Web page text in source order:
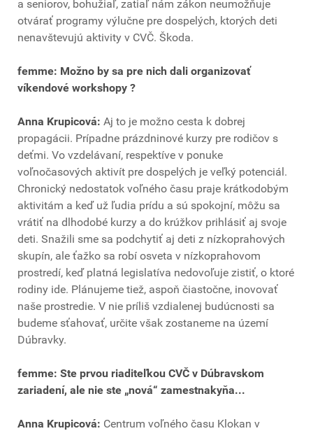
a seniorov, bohužiaľ, zatiaľ nám zákon neumožňuje
otvárať programy výlučne pre dospelých, ktorých deti
nenavštevujú aktivity v CVČ. Škoda.
femme: Možno by sa pre nich dali organizovať
víkendové workshopy ?
Anna Krupicová: Aj to je možno cesta k dobrej
propagácii. Prípadne prázdninové kurzy pre rodičov s
deťmi. Vo vzdelávaní, respektíve v ponuke
voľnočasových aktivít pre dospelých je veľký potenciál.
Chronický nedostatok voľného času praje krátkodobým
aktivitám a keď už ľudia prídu a sú spokojní, môžu sa
vrátiť na dlhodobé kurzy a do krúžkov prihlásiť aj svoje
deti. Snažili sme sa podchytiť aj deti z nízkoprahových
skupín, ale ťažko sa robí osveta v nízkoprahovom
prostredí, keď platná legislatíva nedovoľuje zistiť, o ktoré
rodiny ide. Plánujeme tiež, aspoň čiastočne, inovovať
naše prostredie. V nie príliš vzdialenej budúcnosti sa
budeme sťahovať, určite však zostaneme na území
Dúbravky.
femme: Ste prvou riaditeľkou CVČ v Dúbravskom
zariadení, ale nie ste „nová“ zamestnakyňa...
Anna Krupicová: Centrum voľného času Klokan v